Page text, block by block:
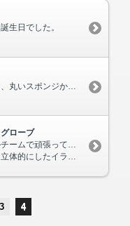
生日でした。
ーキになってしまうので、こんな風にしました。
ローブ
る男の子のお誕生日でした。
したイラストです。
3 4